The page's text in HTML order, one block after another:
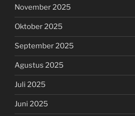
November 2025
Oktober 2025
September 2025
Agustus 2025
Juli 2025
Juni 2025